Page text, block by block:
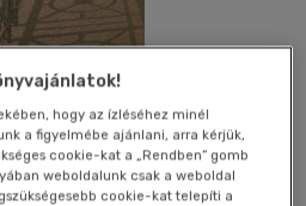
Megosztom
hogy az ízléséhez minél
a figyelmébe ajánlani, arra kérjük,
cookie-kat a „Rendben” gomb
weboldalunk csak a weboldal
cookie-kat telepíti a